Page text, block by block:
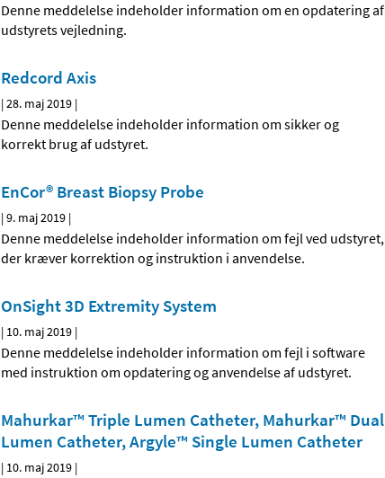
Denne meddelelse indeholder information om en opdatering af
udstyrets vejledning.
Redcord Axis
|28. maj 2019 |
Denne meddelelse indeholder information om sikker og
korrekt brug af udstyret.
EnCor® Breast Biopsy Probe
|9. maj 2019 |
Denne meddelelse indeholder information om fejl ved udstyret,
der kræver korrektion og instruktion i anvendelse.
OnSight 3D Extremity System
| 10. maj 2019 |
Denne meddelelse indeholder information om fejl i software
med instruktion om opdatering og anvendelse af udstyret.
Mahurkar™ Triple Lumen Catheter, Mahurkar™ Dual
Lumen Catheter, Argyle™ Single Lumen Catheter
| 10. maj 2019 |